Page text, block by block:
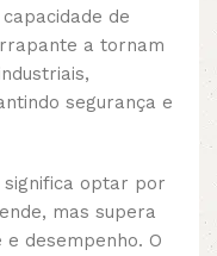
de
a tornam
segurança e
optar por
mas supera
desempenho. O